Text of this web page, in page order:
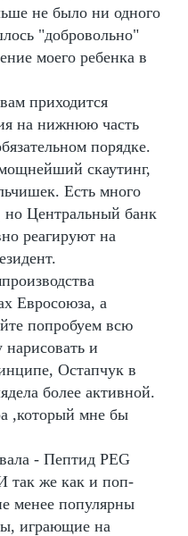
не было ни одного
"добровольно"
моего ребенка в
приходится
на нижнюю часть
порядке.
скаутинг,
Есть много
Центральный банк
реагируют на
Евросоюза, а
попробуем всю
и
Остапчук в
более активной.
,который мне бы
- Пептид PEG
так же как и поп-
менее популярны
играющие на